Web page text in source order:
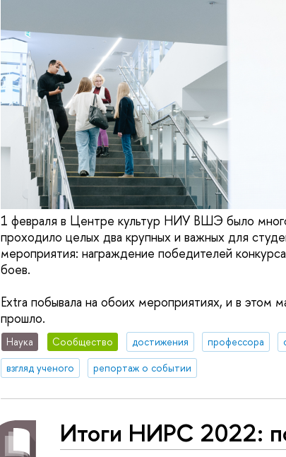
1 февраля в Центре культур НИУ ВШЭ было
проходило целых два крупных и важных для
мероприятия: награждение победителей
боев.
Extra побывала на обоих мероприятиях, и в этом
прошло.
Наука Сообщество достижения профессора
взгляд ученого
репортаж о событии
Итоги НИРС 2022: